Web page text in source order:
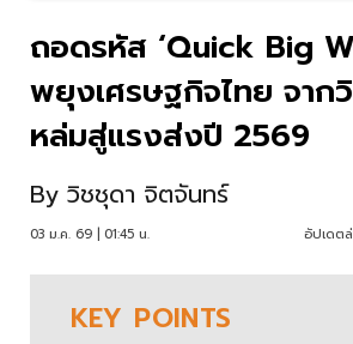
ถอดรหัส ‘Quick Big
พยุงเศรษฐกิจไทย จา
หล่มสู่แรงส่งปี 2569
By วิชชุดา จิตจันทร์
03 ม.ค. 69 | 01:45 น. อัปเดต
KEY POINTS